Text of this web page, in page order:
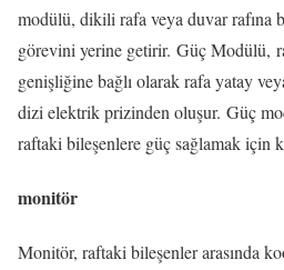
modülü, dikili rafa veya duvar rafına
görevini yerine getirir. Güç Modülü,
genişliğine bağlı olarak rafa yatay
dizi elektrik prizinden oluşur. Güç
raftaki bileşenlere güç sağlamak için
monitör
Monitör, raftaki bileşenler arasında